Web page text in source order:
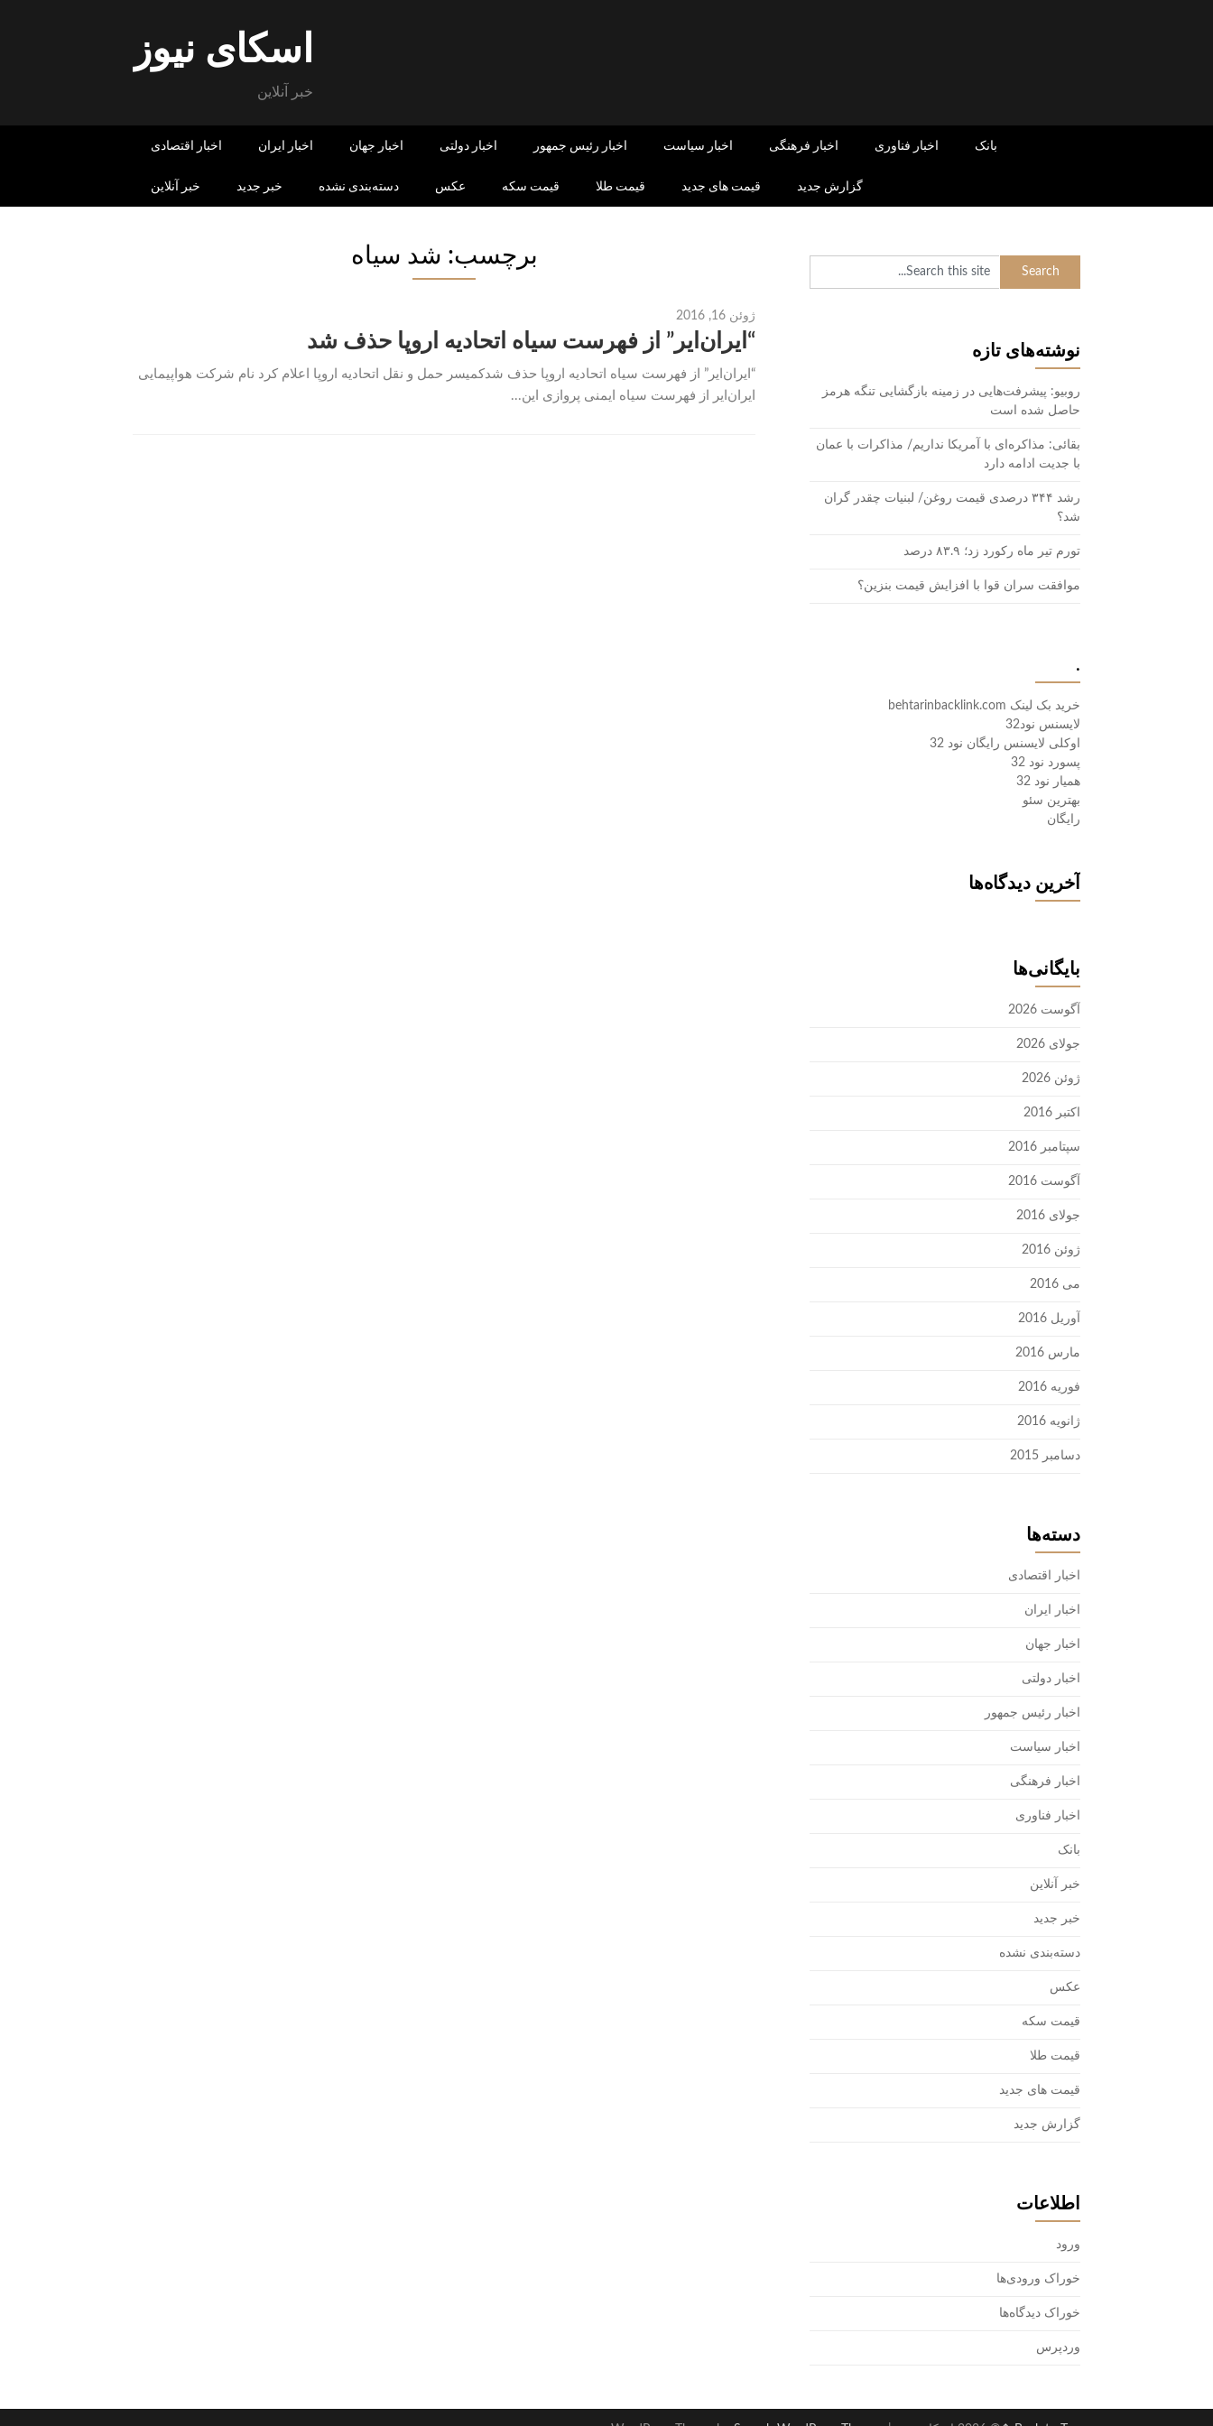
اسکای نیوز
خبر آنلاین
اخبار اقتصادی اخبار ایران اخبار جهان اخبار دولتی اخبار رئیس جمهور اخبار سیاست اخبار فرهنگی اخبار فناوری بانک
خبر آنلاین خبر جدید دسته‌بندی نشده عکس قیمت سکه قیمت طلا قیمت های جدید گزارش جدید
برچسب: شد سیاه
ژوئن 16, 2016
“ایران‌ایر” از فهرست سیاه اتحادیه اروپا حذف شد
“ایران‌ایر” از فهرست سیاه اتحادیه اروپا حذف شدکمیسر حمل و نقل اتحادیه اروپا اعلام کرد نام شرکت هواپیمایی
ایران‌ایر از فهرست سیاه ایمنی پروازی این...
نوشته‌های تازه
روبیو: پیشرفت‌هایی در زمینه بازگشایی تنگه هرمز
حاصل شده است
بقائی: مذاکره‌ای با آمریکا نداریم/ مذاکرات با عمان
با جدیت ادامه دارد
رشد ۳۴۴ درصدی قیمت روغن/ لبنیات چقدر گران
شد؟
تورم تیر ماه رکورد زد؛ ۸۳.۹ درصد
موافقت سران قوا با افزایش قیمت بنزین؟
.
خرید بک لینک behtarinbacklink.com
لایسنس نود32
اوکلی لایسنس رایگان نود 32
پسورد نود 32
همیار نود 32
بهترین سئو
رایگان
آخرین دیدگاه‌ها
بایگانی‌ها
آگوست 2026
جولای 2026
ژوئن 2026
اکتبر 2016
سپتامبر 2016
آگوست 2016
جولای 2016
ژوئن 2016
می 2016
آوریل 2016
مارس 2016
فوریه 2016
ژانویه 2016
دسامبر 2015
دسته‌ها
اخبار اقتصادی
اخبار ایران
اخبار جهان
اخبار دولتی
اخبار رئیس جمهور
اخبار سیاست
اخبار فرهنگی
اخبار فناوری
بانک
خبر آنلاین
خبر جدید
دسته‌بندی نشده
عکس
قیمت سکه
قیمت طلا
قیمت های جدید
گزارش جدید
اطلاعات
ورود
خوراک ورودی‌ها
خوراک دیدگاه‌ها
وردپرس